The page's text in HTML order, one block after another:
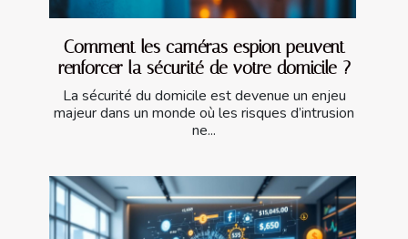
Comment les caméras espion peuvent
renforcer la sécurité de votre domicile ?
La sécurité du domicile est devenue un enjeu
majeur dans un monde où les risques d’intrusion
ne...